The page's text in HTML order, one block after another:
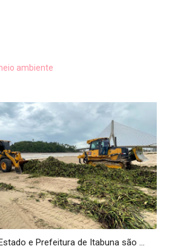
ambiente
e Prefeitura de Itabuna são ...